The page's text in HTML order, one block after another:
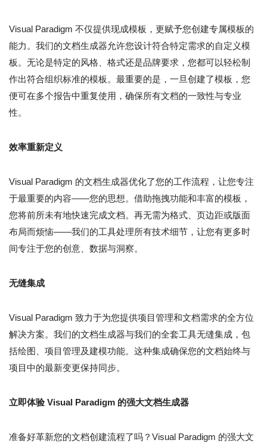
Visual Paradigm 不仅提供现成模板，更赋予您创建专属模板的
能力。我们的文档生成器允许您设计符合特定需求的自定义模
板。无论是特定的风格、格式还是品牌要求，您都可以轻松制
作出符合组织标准的模板。最重要的是，一旦创建了模板，您
便可在多个报告中重复使用，确保所有文档的一致性与专业
性。
效率重新定义
Visual Paradigm 的文档生成器优化了您的工作流程，让您专注
于最重要的内容——您的思想。借助拖拽功能和丰富的模板，
您将前所未有地快速完成文档。再无需为格式、页边距或版面
布局而烦恼——我们的工具处理所有技术细节，让您有更多时
间专注于您的创意、数据与洞察。
无缝集成
Visual Paradigm 致力于为您提供项目管理和文档需求的全方位
解决方案。我们的文档生成器与我们的全套工具无缝集成，包
括绘图、项目管理及建模功能。这种集成确保您的文档始终与
项目中的最新变更保持同步。
立即体验 Visual Paradigm 的强大文档生成器
准备好革新您的文档创建流程了吗？Visual Paradigm 的强大文